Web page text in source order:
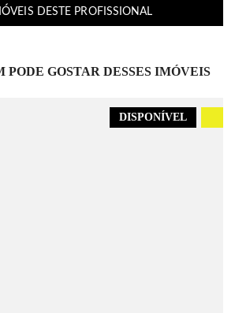
DESTE PROFISSIONAL
PODE GOSTAR DESSES IMÓVEIS
DISPONÍVEL